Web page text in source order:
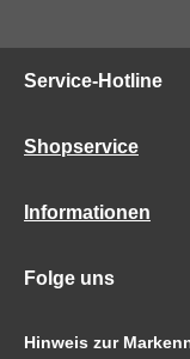
Service-Hotline
Shopservice
Informationen
Folge uns
Hinweis zur